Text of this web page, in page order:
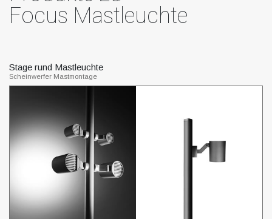
Focus Mastleuchte
Stage rund Mastleuchte
Scheinwerfer Mastmontage